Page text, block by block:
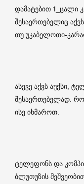
დამატებით 1_ცალი
შესაერთებელიც
თუ უკაბელოთი-
ასევე აქვს აუქსი,
შესაერთებელად.
ისე იხმაროთ.
ტელეფონს და
ბლუთუზის